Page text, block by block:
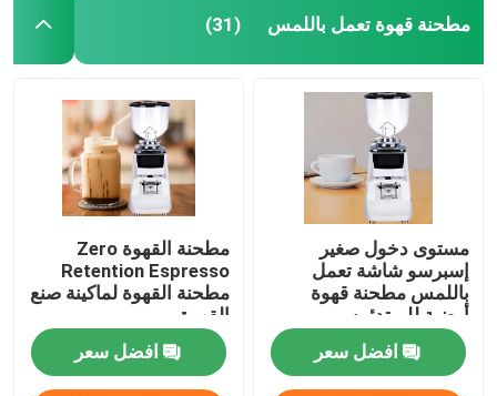
مطحنة قهوة تعمل باللمس (31)
مستوى دخول صغير
إسبرسو شاشة تعمل
باللمس مطحنة قهوة
أرضية للمبتدئين
افضل سعر
مطحنة القهوة Zero
Retention Espresso
مطحنة القهوة لماكينة صنع
القهوة
افضل سعر